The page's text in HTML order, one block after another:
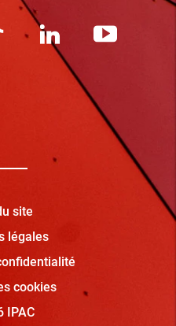
site
légales
cookies
IPAC